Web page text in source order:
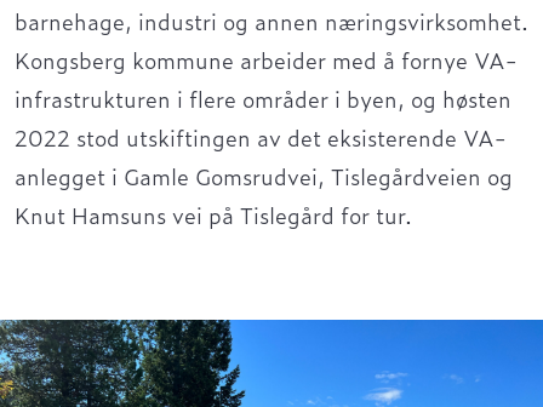
barnehage, industri og annen næringsvirksomhet.
Kongsberg kommune arbeider med å fornye VA-
infrastrukturen i flere områder i byen, og høsten
2022 stod utskiftingen av det eksisterende VA-
anlegget i Gamle Gomsrudvei, Tislegårdveien og
Knut Hamsuns vei på Tislegård for tur.